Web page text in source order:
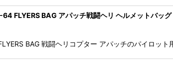
FLYERS BAG アパッチ戦闘ヘリ ヘルメットバッ
BAG 戦闘ヘリコプター アパッチのパイロッ